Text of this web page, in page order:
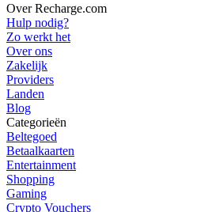
Over Recharge.com
Hulp nodig?
Zo werkt het
Over ons
Zakelijk
Providers
Landen
Blog
Categorieën
Beltegoed
Betaalkaarten
Entertainment
Shopping
Gaming
Crypto Vouchers